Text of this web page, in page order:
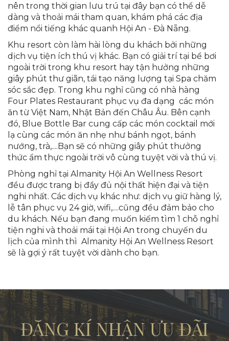
nên trong thời gian lưu trú tại đây bạn có thể dễ
dàng và thoải mái tham quan, khám phá các địa
điểm nổi tiếng khác quanh Hội An - Đà Nẵng.
Khu resort còn làm hài lòng du khách bởi những
dịch vụ tiện ích thú vị khác. Bạn có giải trí tại bể bơi
ngoài trời trong khu resort hay tận hưởng những
giây phút thư giãn, tái tạo năng lượng tại Spa chăm
sóc sắc đẹp. Trong khu nghỉ cũng có nhà hàng
Four Plates Restaurant phục vụ đa dạng các món
ăn từ Việt Nam, Nhật Bản đến Châu Âu. Bên cạnh
đó, Blue Bottle Bar cung cấp các món cocktail mới
lạ cùng các món ăn nhẹ như bánh ngọt, bánh
nướng, trà,....Bạn sẽ có những giây phút thưởng
thức ẩm thực ngoài trời vô cùng tuyệt vời và thú vị.
Phòng nghỉ tại Almanity Hội An Wellness Resort
đều được trang bị đầy đủ nội thất hiện đại và tiện
nghi nhất. Các dịch vụ khác như: dịch vụ giữ hàng lý,
lễ tân phục vụ 24 giờ, wifi,....cũng đều đảm bảo cho
du khách. Nếu bạn đang muốn kiếm tìm 1 chỗ nghỉ
tiện nghi và thoải mái tại Hội An trong chuyến du
lịch của mình thì Almanity Hội An Wellness Resort
sẽ là gợi ý rất tuyệt vời dành cho bạn.
ĐĂNG KÍ NHẬN ƯU ĐÃI